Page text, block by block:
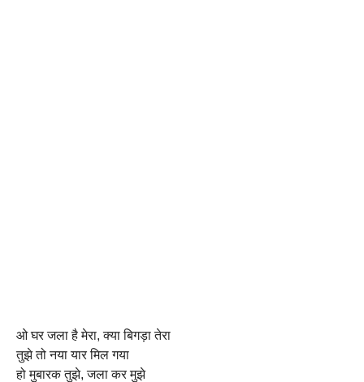
ओ घर जला है मेरा, क्या बिगड़ा तेरा
तुझे तो नया यार मिल गया
हो मुबारक तुझे, जला कर मुझे